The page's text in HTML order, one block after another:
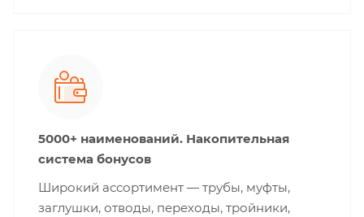
5000+ наименований. Накопительная
система бонусов
Широкий ассортимент — трубы, муфты,
заглушки, отводы, переходы, тройники,